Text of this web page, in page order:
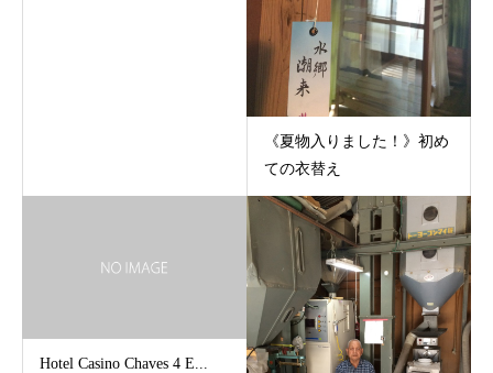
《夏物入りました！》初め
ての衣替え
Hotel Casino Chaves 4 E...